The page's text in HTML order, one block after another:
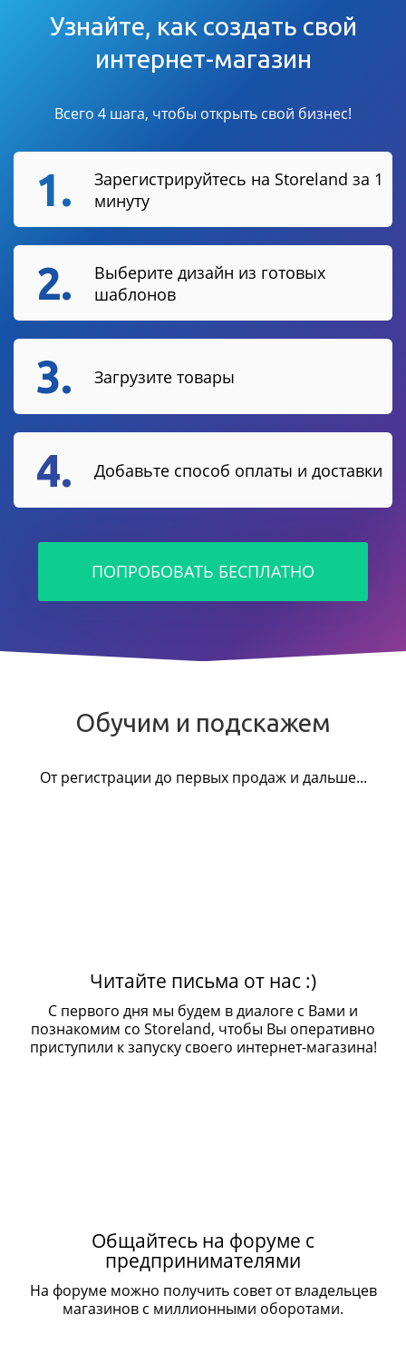
Узнайте, как создать свой
интернет-магазин
Всего 4 шага, чтобы открыть свой бизнес!
1.
Зарегистрируйтесь на Storeland за 1
минуту
2.
Выберите дизайн из готовых
шаблонов
3. Загрузите товары
4. Добавьте способ оплаты и доставки
ПОПРОБОВАТЬ БЕСПЛАТНО
Обучим и подскажем
От регистрации до первых продаж и дальше...
Читайте письма от нас :)
С первого дня мы будем в диалоге с Вами и
познакомим со Storeland, чтобы Вы оперативно
приступили к запуску своего интернет-магазина!
Общайтесь на форуме с
предпринимателями
На форуме можно получить совет от владельцев
магазинов с миллионными оборотами.